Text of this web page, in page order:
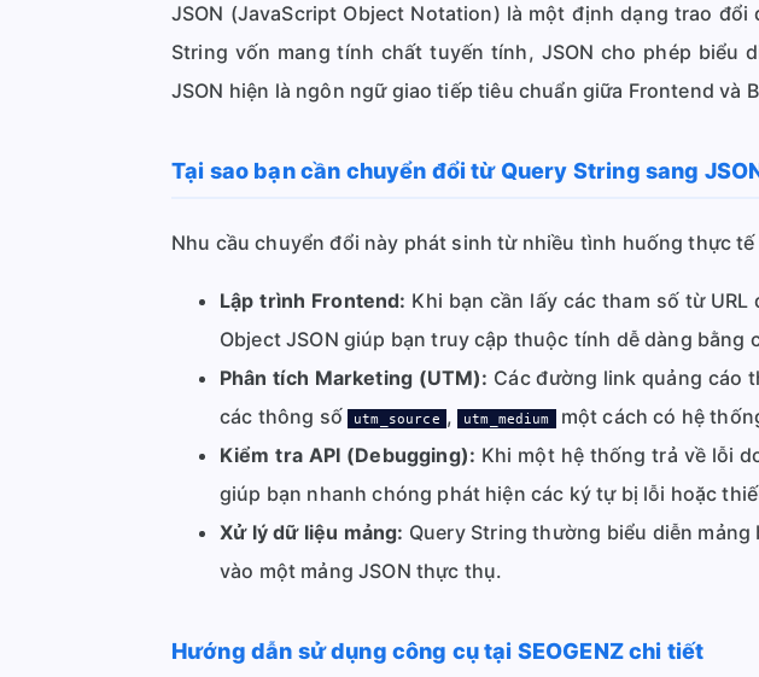
JSON (JavaScript Object Notation) là một định dạng trao
String vốn mang tính chất tuyến tính, JSON cho phép biểu
JSON hiện là ngôn ngữ giao tiếp tiêu chuẩn giữa Frontend và
Tại sao bạn cần chuyển đổi từ Query String sang
Nhu cầu chuyển đổi này phát sinh từ nhiều tình huống thực
Lập trình Frontend: Khi bạn cần lấy các tham số từ
Object JSON giúp bạn truy cập thuộc tính dễ dàng bằng
Phân tích Marketing (UTM): Các đường link quảng cáo
các thông số utm_source , utm_medium một cách có hệ
Kiểm tra API (Debugging): Khi một hệ thống trả về lỗi
giúp bạn nhanh chóng phát hiện các ký tự bị lỗi hoặc
Xử lý dữ liệu mảng: Query String thường biểu diễn
vào một mảng JSON thực thụ.
Hướng dẫn sử dụng công cụ tại SEOGENZ chi tiết